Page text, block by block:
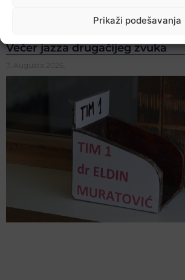
Prikaži podešavanja
Večer jazza drugačijeg zvuka
7. Augusta 2026.